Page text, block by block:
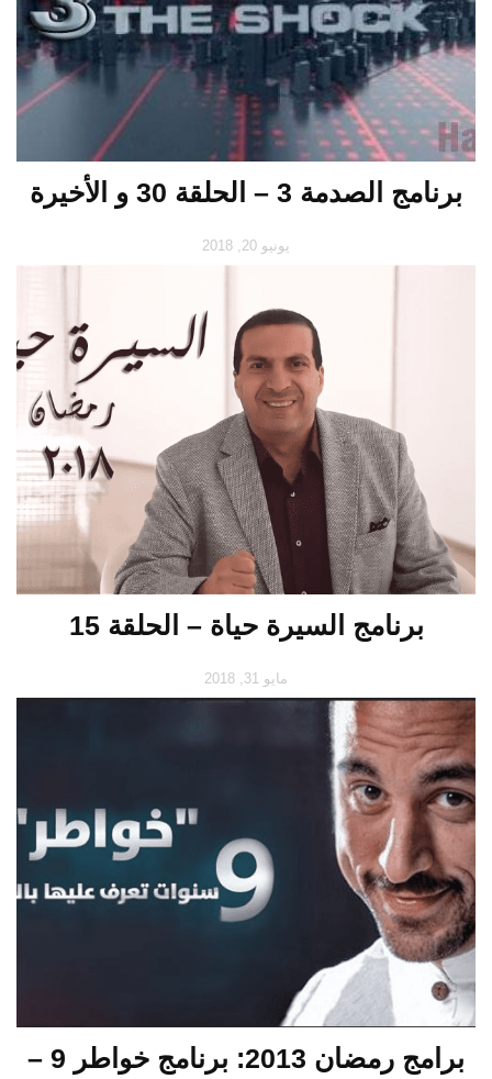
برنامج الصدمة 3 – الحلقة 30 و الأخيرة
يونيو 20, 2018
برنامج السيرة حياة – الحلقة 15
مايو 31, 2018
برامج رمضان 2013: برنامج خواطر 9 –